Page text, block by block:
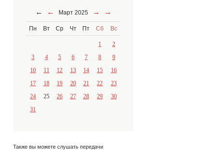
← ← Март 2025 → →
Пн Вт Ср Чт Пт Сб Вс
1
2
3
4 5 6 7 8
9
10
11 12 13 14 15
16
17
18 19 20 21 22
23
24
25 26 27 28 29
30
31
Также вы можете слушать передачи